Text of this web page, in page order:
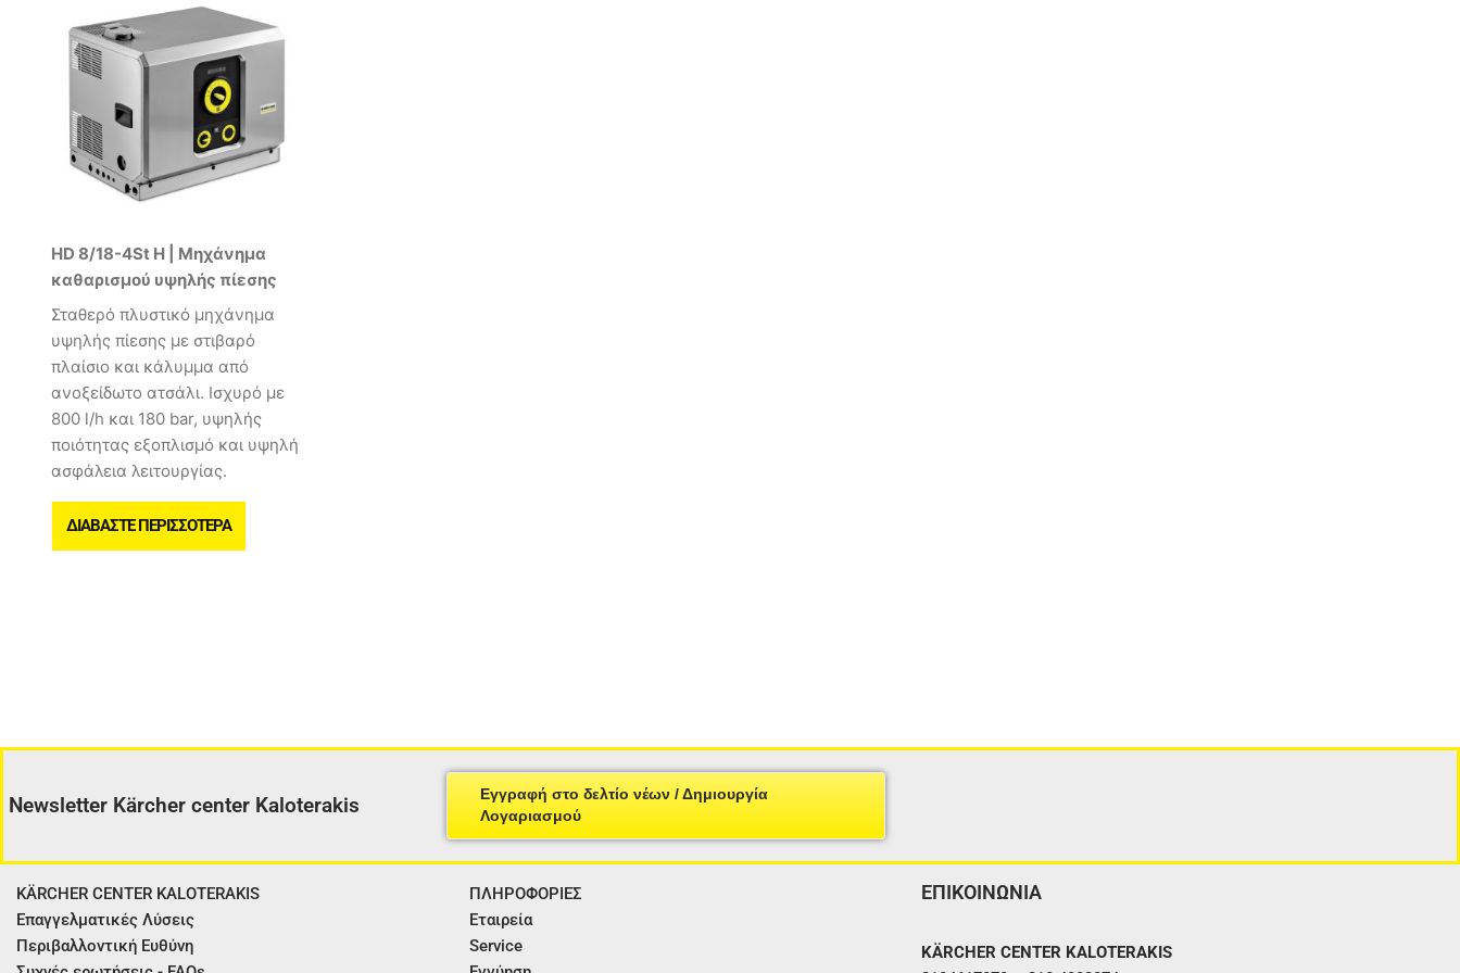
HD 8/18-4St H | Μηχάνημα
καθαρισμού υψηλής πίεσης
Σταθερό πλυστικό μηχάνημα
υψηλής πίεσης με στιβαρό
πλαίσιο και κάλυμμα από
ανοξείδωτο ατσάλι. Ισχυρό με
800 l/h και 180 bar, υψηλής
ποιότητας εξοπλισμό και υψηλή
ασφάλεια λειτουργίας.
ΔΙΑΒΆΣΤΕ ΠΕΡΙΣΣΌΤΕΡΑ
Newsletter Kärcher center Kaloterakis
Εγγραφή στο δελτίο νέων / Δημιουργία
Λογαριασμού
KÄRCHER CENTER KALOTERAKIS
Επαγγελματικές Λύσεις
Περιβαλλοντική Ευθύνη
ΠΛΗΡΟΦΟΡΙΕΣ
Εταιρεία
Service
ΕΠΙΚΟΙΝΩΝΙΑ
KÄRCHER CENTER KALOTERAKIS